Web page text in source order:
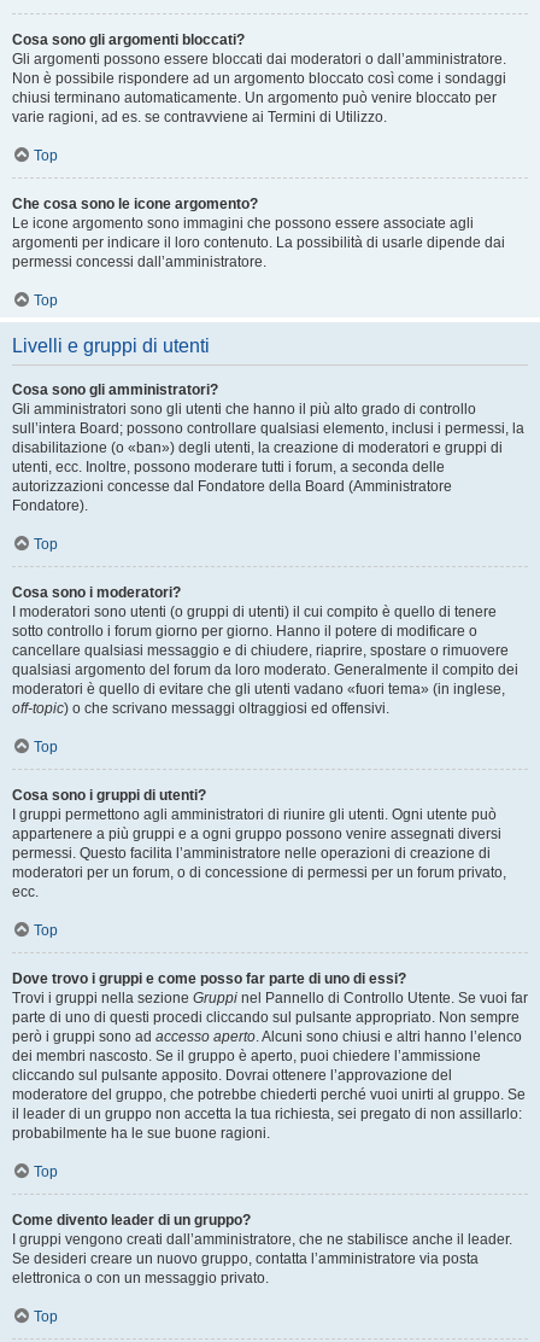
Cosa sono gli argomenti bloccati?
Gli argomenti possono essere bloccati dai moderatori o dall’amministratore.
Non è possibile rispondere ad un argomento bloccato così come i sondaggi
chiusi terminano automaticamente. Un argomento può venire bloccato per
varie ragioni, ad es. se contravviene ai Termini di Utilizzo.
Top
Che cosa sono le icone argomento?
Le icone argomento sono immagini che possono essere associate agli
argomenti per indicare il loro contenuto. La possibilità di usarle dipende dai
permessi concessi dall’amministratore.
Top
Livelli e gruppi di utenti
Cosa sono gli amministratori?
Gli amministratori sono gli utenti che hanno il più alto grado di controllo
sull’intera Board; possono controllare qualsiasi elemento, inclusi i permessi, la
disabilitazione (o «ban») degli utenti, la creazione di moderatori e gruppi di
utenti, ecc. Inoltre, possono moderare tutti i forum, a seconda delle
autorizzazioni concesse dal Fondatore della Board (Amministratore
Fondatore).
Top
Cosa sono i moderatori?
I moderatori sono utenti (o gruppi di utenti) il cui compito è quello di tenere
sotto controllo i forum giorno per giorno. Hanno il potere di modificare o
cancellare qualsiasi messaggio e di chiudere, riaprire, spostare o rimuovere
qualsiasi argomento del forum da loro moderato. Generalmente il compito dei
moderatori è quello di evitare che gli utenti vadano «fuori tema» (in inglese,
off-topic) o che scrivano messaggi oltraggiosi ed offensivi.
Top
Cosa sono i gruppi di utenti?
I gruppi permettono agli amministratori di riunire gli utenti. Ogni utente può
appartenere a più gruppi e a ogni gruppo possono venire assegnati diversi
permessi. Questo facilita l’amministratore nelle operazioni di creazione di
moderatori per un forum, o di concessione di permessi per un forum privato,
ecc.
Top
Dove trovo i gruppi e come posso far parte di uno di essi?
Trovi i gruppi nella sezione Gruppi nel Pannello di Controllo Utente. Se vuoi far
parte di uno di questi procedi cliccando sul pulsante appropriato. Non sempre
però i gruppi sono ad accesso aperto. Alcuni sono chiusi e altri hanno l’elenco
dei membri nascosto. Se il gruppo è aperto, puoi chiedere l’ammissione
cliccando sul pulsante apposito. Dovrai ottenere l’approvazione del
moderatore del gruppo, che potrebbe chiederti perché vuoi unirti al gruppo. Se
il leader di un gruppo non accetta la tua richiesta, sei pregato di non assillarlo:
probabilmente ha le sue buone ragioni.
Top
Come divento leader di un gruppo?
I gruppi vengono creati dall’amministratore, che ne stabilisce anche il leader.
Se desideri creare un nuovo gruppo, contatta l’amministratore via posta
elettronica o con un messaggio privato.
Top